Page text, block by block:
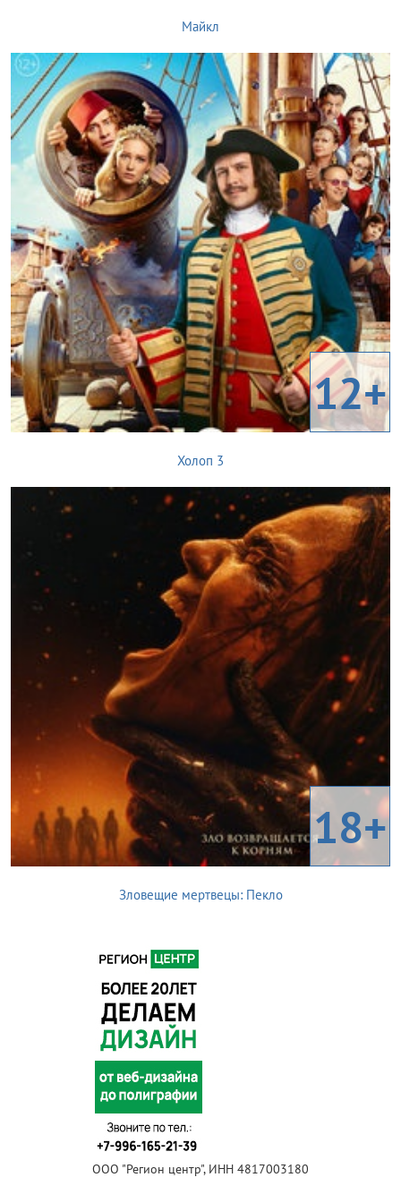
Майкл
12+
Холоп 3
18+
Зловещие мертвецы: Пекло
ООО "Регион центр", ИНН 4817003180